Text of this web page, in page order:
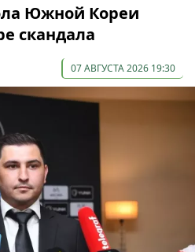
Южной Кореи
скандала
07 АВГУСТА 2026 19:30